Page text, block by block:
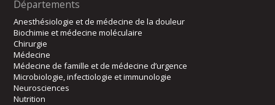
Départements
Anesthésiologie et de médecine de la douleur
Biochimie et médecine moléculaire
Chirurgie
Médecine
Médecine de famille et de médecine d’urgence
Microbiologie, infectiologie et immunologie
Neurosciences
Nutrition